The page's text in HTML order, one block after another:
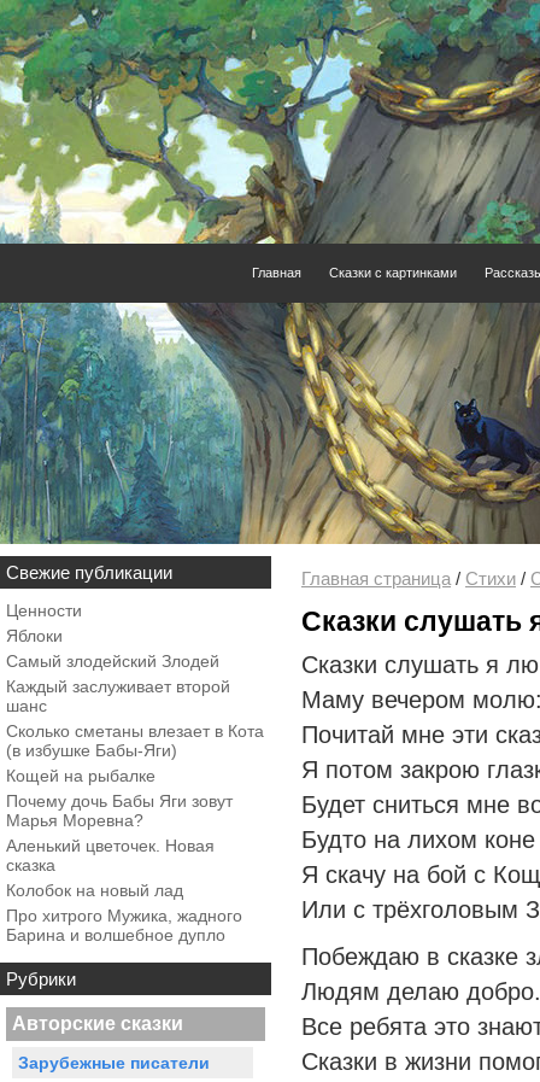
Главная Сказки с картинками
Свежие публикации
Ценности
Яблоки
Самый злодейский Злодей
Каждый заслуживает второй
шанс
Сколько сметаны влезает в Кота
(в избушке Бабы-Яги)
Кощей на рыбалке
Почему дочь Бабы Яги зовут
Марья Моревна?
Аленький цветочек. Новая
сказка
Колобок на новый лад
Про хитрого Мужика, жадного
Барина и волшебное дупло
Рубрики
Авторские сказки
Зарубежные писатели
Главная страница / Стихи /
Сказки
Сказки слушать я
Маму вечером
Почитай мне эти
Я потом закрою
Будет сниться мне
Будто на лихом коне
Я скачу на бой с
Или с трёхголовым
Побеждаю в сказке
Людям делаю добро.
Все ребята это
Сказки в жизни